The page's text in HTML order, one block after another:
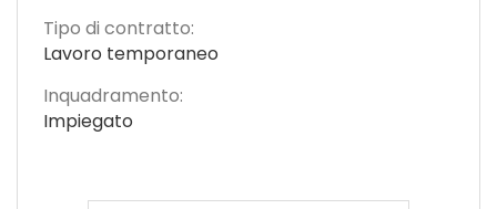
Tipo di contratto:
Lavoro temporaneo
Inquadramento:
Impiegato